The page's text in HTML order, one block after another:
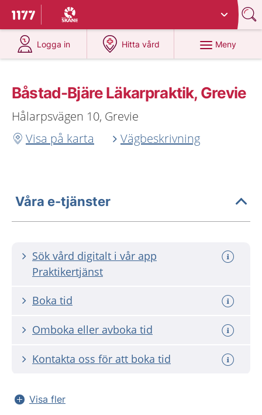
Till startsidan för 1177
Du har valt region
Logga in
på 1177.se
Hitta vård
på 1177.se
Meny
Båstad-Bjäre Läkarpraktik, Grevie
Hålarpsvägen 10, Grevie
Visa på karta
Vägbeskrivning
Våra e-tjänster
Sök vård digitalt i vår app
Praktikertjänst
Boka tid
Omboka eller avboka tid
Kontakta oss för att boka tid
Visa fler